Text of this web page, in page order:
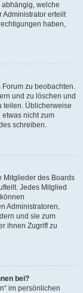
abhängig, welche
Administrator erteilt
haben,
Forum zu beobachten.
und zu löschen und
teilen. Üblicherweise
etwas nicht zum
schreiben.
Mitglieder des Boards
Jedes Mitglied
Administratoren,
und sie zum
ihnen Zugriff zu
bei?
im persönlichen